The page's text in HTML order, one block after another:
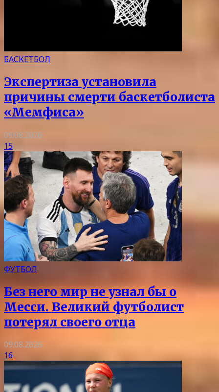
БАСКЕТБОЛ
Экспертиза установила
причины смерти баскетболиста
«Мемфиса»
09.08.2026
15
ФУТБОЛ
Без него мир не узнал бы о
Месси. Великий футболист
потерял своего отца
09.08.2026
16